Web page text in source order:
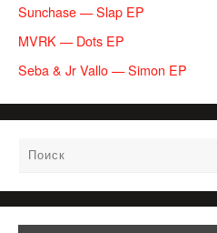
Sunchase — Slap EP
MVRK — Dots EP
Seba & Jr Vallo — Simon EP